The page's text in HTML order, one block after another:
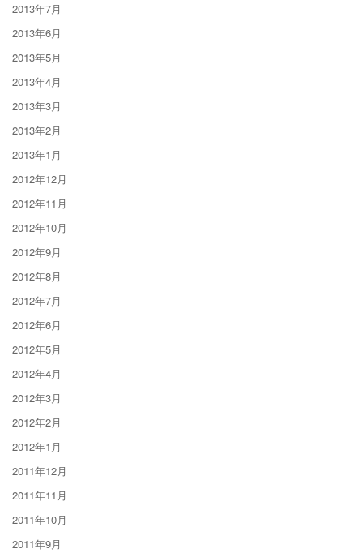
2013年7月
2013年6月
2013年5月
2013年4月
2013年3月
2013年2月
2013年1月
2012年12月
2012年11月
2012年10月
2012年9月
2012年8月
2012年7月
2012年6月
2012年5月
2012年4月
2012年3月
2012年2月
2012年1月
2011年12月
2011年11月
2011年10月
2011年9月